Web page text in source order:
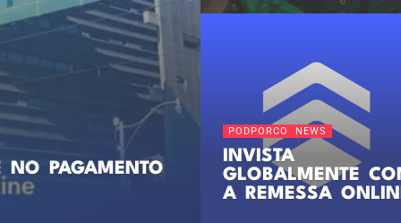
PODPORCO NEWS
PODPORCO #223 –
TULINHO